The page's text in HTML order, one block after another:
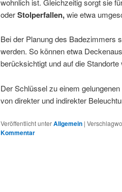
wohnlich ist. Gleichzeitig sorgt sie
oderStolperfallen,wie etwa
Bei der Planung des Badezimmers
werden. So können etwa
berücksichtigt und auf die
Der Schlüssel zu einem
von direkter und indirekter
Veröffentlicht unterAllgemein |
Kommentar